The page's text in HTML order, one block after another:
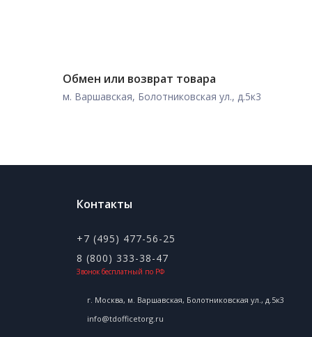
Обмен или возврат товара
м. Варшавская, Болотниковская ул., д.5к3
Контакты
+7 (495) 477-56-25
8 (800) 333-38-47
Звонок бесплатный по РФ
г. Москва, м. Варшавская, Болотниковская ул., д.5к3
info@tdofficetorg.ru